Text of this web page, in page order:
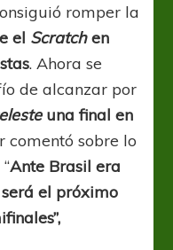
romper la
el Scratchen
. Ahora se
de alcanzar por
una final en
comentó sobre lo
Ante Brasil era
el próximo